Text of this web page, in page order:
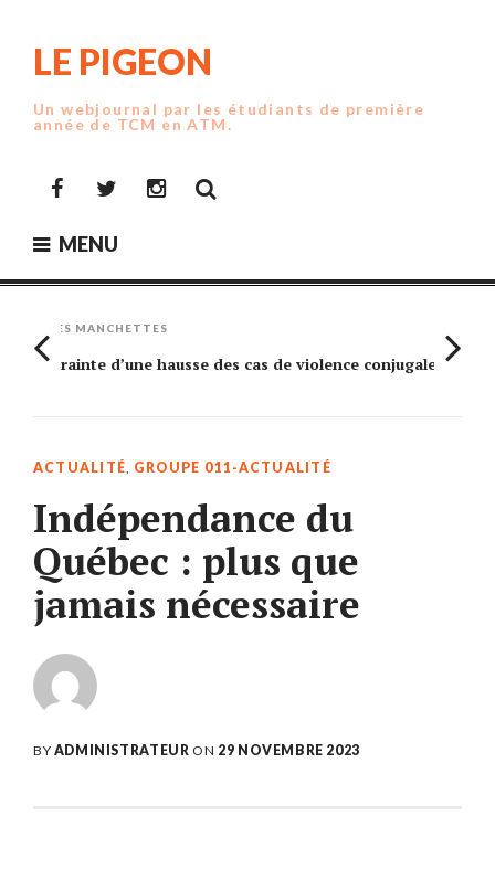
LE PIGEON
Un webjournal par les étudiants de première
année de TCM en ATM.
FacebookTwitterInstagram
MENU
LES MANCHETTES
Crainte d’une hausse des cas de violence conjugale
ACTUALITÉ, GROUPE 011-ACTUALITÉ
Indépendance du
Québec : plus que
jamais nécessaire
BY ADMINISTRATEUR ON 29 NOVEMBRE 2023